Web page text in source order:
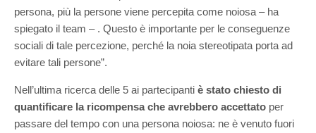
persona, più la persone viene percepita come noiosa – ha
spiegato il team – . Questo è importante per le conseguenze
sociali di tale percezione, perché la noia stereotipata porta ad
evitare tali persone”.
Nell’ultima ricerca delle 5 ai partecipanti è stato chiesto di
quantificare la ricompensa che avrebbero accettato per
passare del tempo con una persona noiosa: ne è venuto fuori